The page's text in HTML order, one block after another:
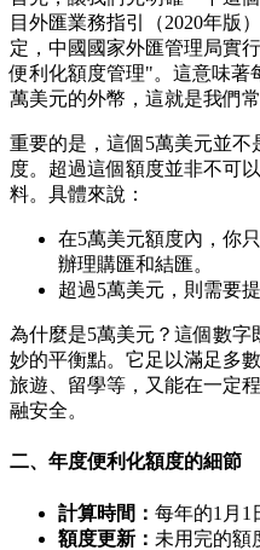
目外匯業務指引（2020年版
定，中國國家外匯管理局實
便利化額度管理"。這意味著
萬美元的外幣，這就是我們
重要的是，這個5萬美元並
度。超過這個額度並非不可
料。具體來說：
在5萬美元額度內，你
辦理購匯和結匯。
超過5萬美元，則需要
為什麼是5萬美元？這個數
妙的平衡點。它足以滿足多
旅遊、留學等，又能在一定
融安全。
二、年度便利化額度的細節
計算時間： 每年的1月1
額度更新： 未用完的額